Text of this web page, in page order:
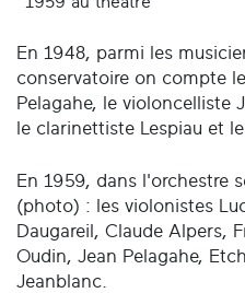
En 1948, parmi les
conservatoire on compte
Pelagahe, le violoncelliste
le clarinettiste Lespiau et
En 1959, dans l'orchestre
(photo) : les violonistes
Daugareil, Claude Alpers,
Oudin, Jean Pelagahe,
Jeanblanc.